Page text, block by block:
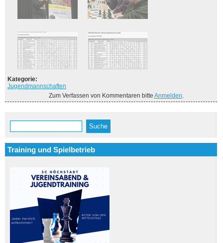
Kategorie:
Jugendmannschaften
Zum Verfassen von Kommentaren bitte Anmelden.
Suchformular
Suche
Training und Spielbetrieb